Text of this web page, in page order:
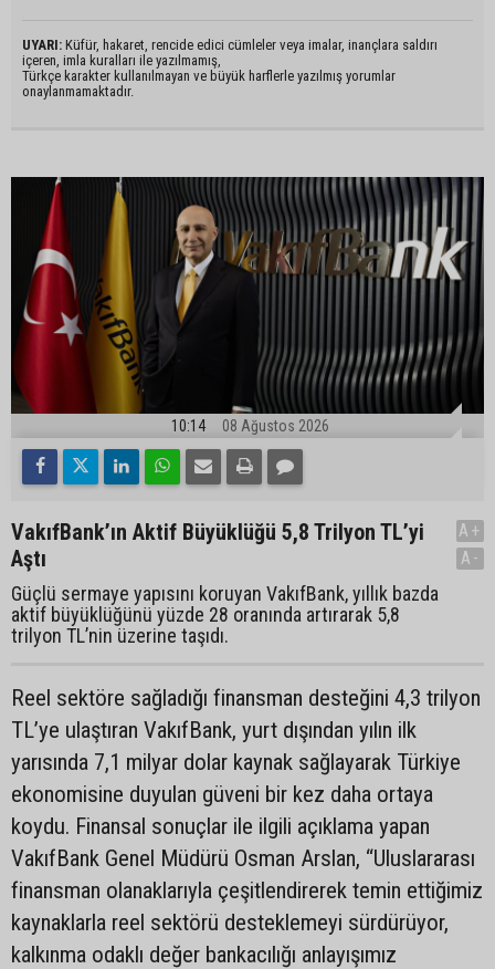
UYARI: Küfür, hakaret, rencide edici cümleler veya imalar, inançlara saldırı
içeren, imla kuralları ile yazılmamış,
Türkçe karakter kullanılmayan ve büyük harflerle yazılmış yorumlar
onaylanmamaktadır.
10:14 08 Ağustos 2026
VakıfBank’ın Aktif Büyüklüğü 5,8 Trilyon TL’yi
Aştı
Güçlü sermaye yapısını koruyan VakıfBank, yıllık bazda
aktif büyüklüğünü yüzde 28 oranında artırarak 5,8
trilyon TL’nin üzerine taşıdı.
A+
A-
Reel sektöre sağladığı finansman desteğini 4,3 trilyon
TL’ye ulaştıran VakıfBank, yurt dışından yılın ilk
yarısında 7,1 milyar dolar kaynak sağlayarak Türkiye
ekonomisine duyulan güveni bir kez daha ortaya
koydu. Finansal sonuçlar ile ilgili açıklama yapan
VakıfBank Genel Müdürü Osman Arslan, “Uluslararası
finansman olanaklarıyla çeşitlendirerek temin ettiğimiz
kaynaklarla reel sektörü desteklemeyi sürdürüyor,
kalkınma odaklı değer bankacılığı anlayışımız